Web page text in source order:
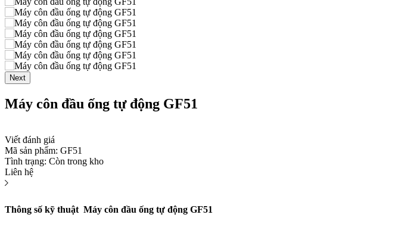
Next
Máy côn đầu ống tự động GF51
Viết đánh giá
Mã sản phẩm: GF51
Tình trạng: Còn trong kho
Liên hệ
Thông số kỹ thuật Máy côn đầu ống tự động GF51